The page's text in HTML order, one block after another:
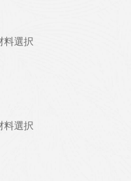
料選択
料選択